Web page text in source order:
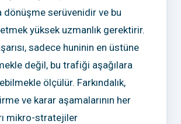
dönüşme serüvenidir ve bu
yüksek uzmanlık gerektirir.
sadece huninin en üstüne
değil, bu trafiği aşağılara
ölçülür. Farkındalık,
ve karar aşamalarının her
mikro-stratejiler